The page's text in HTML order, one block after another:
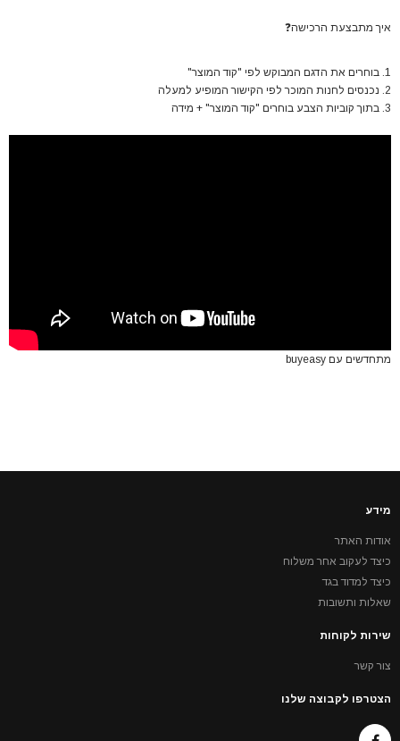
איך מתבצעת הרכישה❓
1. בוחרים את הדגם המבוקש לפי "קוד המוצר"
2. נכנסים לחנות המוכר לפי הקישור המופיע למעלה
3. בתוך קוביות הצבע בוחרים "קוד המוצר" + מידה
מתחדשים עם buyeasy
מידע
אודות האתר
כיצד לעקוב אחר משלוח
כיצד למדוד בגד
שאלות ותשובות
שירות לקוחות
צור קשר
הצטרפו לקבוצה שלנו